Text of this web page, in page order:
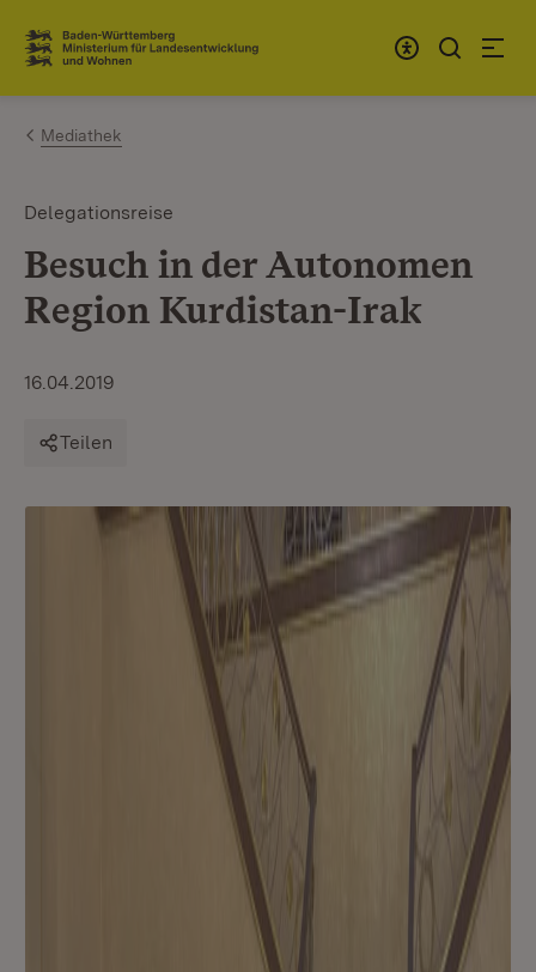
Zum Inhalt springen
Link zur Startseite
Mediathek
Delegationsreise
Besuch in der Autonomen
Region Kurdistan-Irak
16.04.2019
Teilen